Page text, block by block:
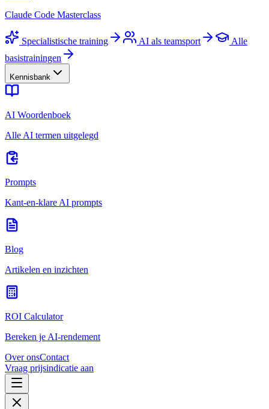
Claude Code Masterclass
Specialistische training AI als teamsport
Alle
basistrainingen
Kennisbank
AI Woordenboek
Alle AI termen uitgelegd
Prompts
Kant-en-klare AI prompts
Blog
Artikelen en inzichten
ROI Calculator
Bereken je AI-rendement
Over onsContact
Vraag prijsindicatie aan